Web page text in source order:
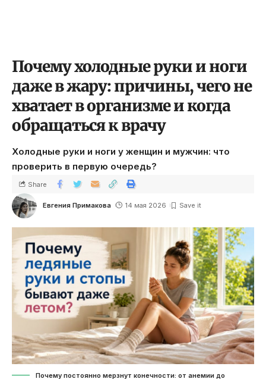
Почему холодные руки и ноги
даже в жару: причины, чего не
хватает в организме и когда
обращаться к врачу
Холодные руки и ноги у женщин и мужчин: что
проверить в первую очередь?
Евгения Примакова 14 мая 2026
Share
Почему постоянно мерзнут конечности: от анемии до